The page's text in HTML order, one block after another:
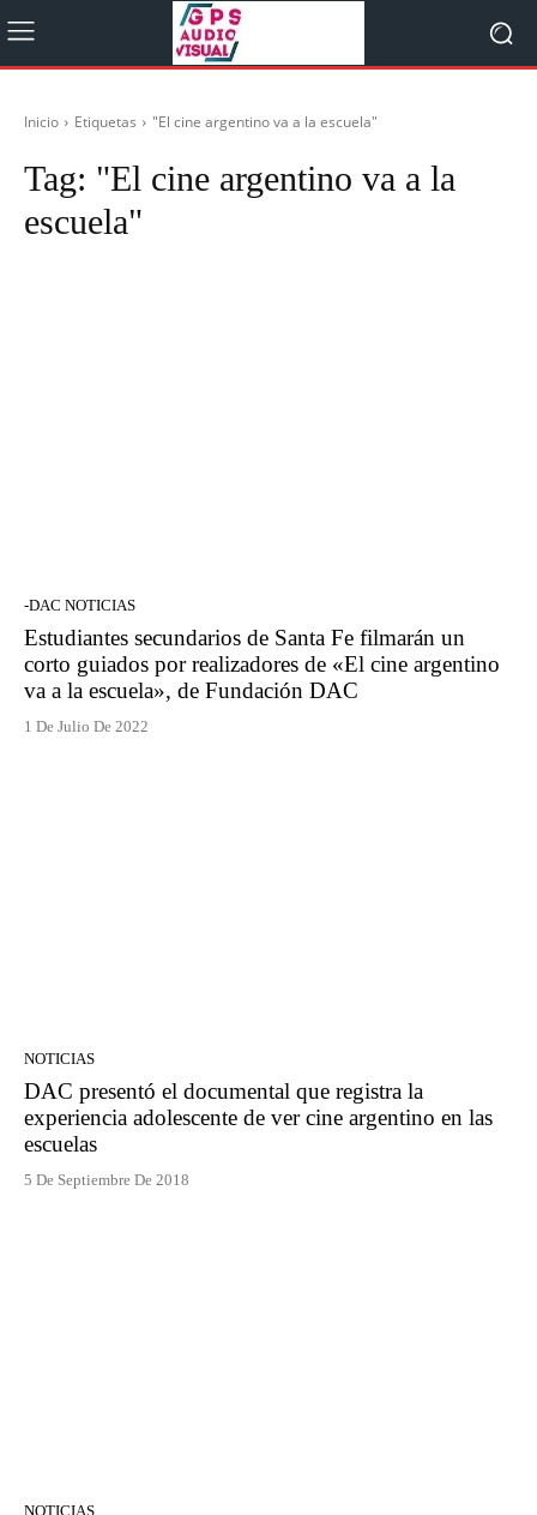
Inicio Etiquetas "El cine argentino va a la escuela"
Tag: "El cine argentino va a la
escuela"
-DAC NOTICIAS
Estudiantes secundarios de Santa Fe filmarán un
corto guiados por realizadores de «El cine argentino
va a la escuela», de Fundación DAC
1 De Julio De 2022
NOTICIAS
DAC presentó el documental que registra la
experiencia adolescente de ver cine argentino en las
escuelas
5 De Septiembre De 2018
NOTICIAS